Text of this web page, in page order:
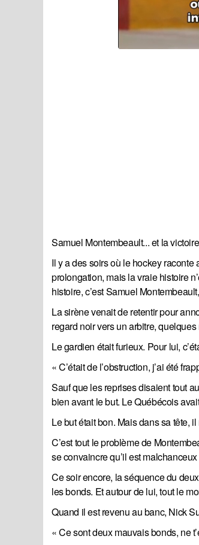
Samuel Montembeault... et la
Il y a des soirs où le hockey
prolongation, mais la vraie histoire
histoire, c’est Samuel
La sirène venait de retentir pour
regard noir vers un arbitre,
Le gardien était furieux. Pour lui,
« C’était de l’obstruction, j’ai été
Sauf que les reprises disaient tout
bien avant le but. Le Québécois
Le but était bon. Mais dans sa tête,
C’est tout le problème de
se convaincre qu’il est
Ce soir encore, la séquence du
les bonds. Et autour de lui, tout le
Quand il est revenu au banc, Nick
« Ce sont deux mauvais bonds, ne